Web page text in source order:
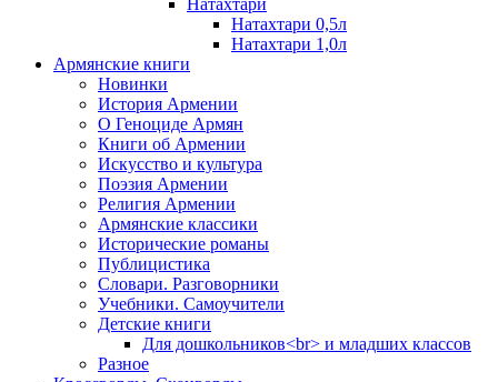
Натахтари
Натахтари 0,5л
Натахтари 1,0л
Армянские книги
Новинки
История Армении
О Геноциде Армян
Книги об Армении
Иcкусство и культура
Поэзия Армении
Религия Армении
Армянские классики
Исторические романы
Публицистика
Словари. Разговорники
Учебники. Самоучители
Детские книги
Для дошкольников<br> и младших классов
Разное